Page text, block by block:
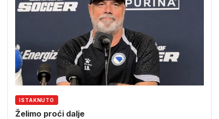
ISTAKNUTO
Želimo proći dalje